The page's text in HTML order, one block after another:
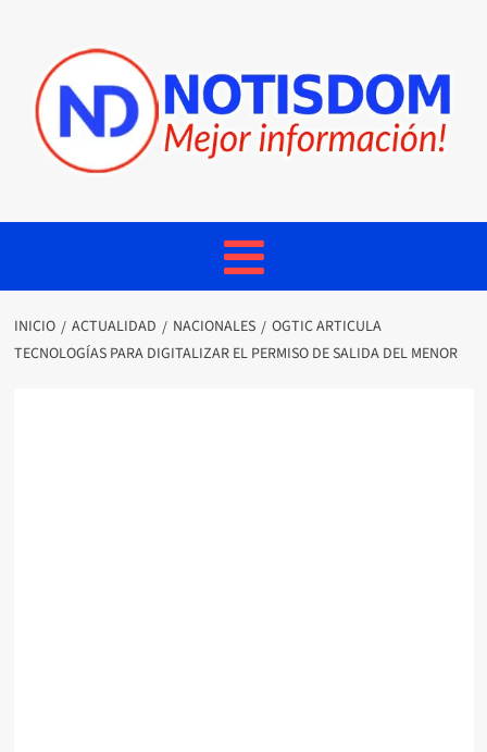
INICIO ACTUALIDAD NACIONALES
OGTIC ARTICULA
TECNOLOGÍAS PARA DIGITALIZAR EL PERMISO DE SALIDA DEL MENOR